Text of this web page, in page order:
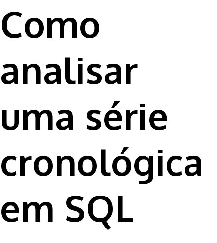
Como
analisar
uma série
cronológica
em SQL